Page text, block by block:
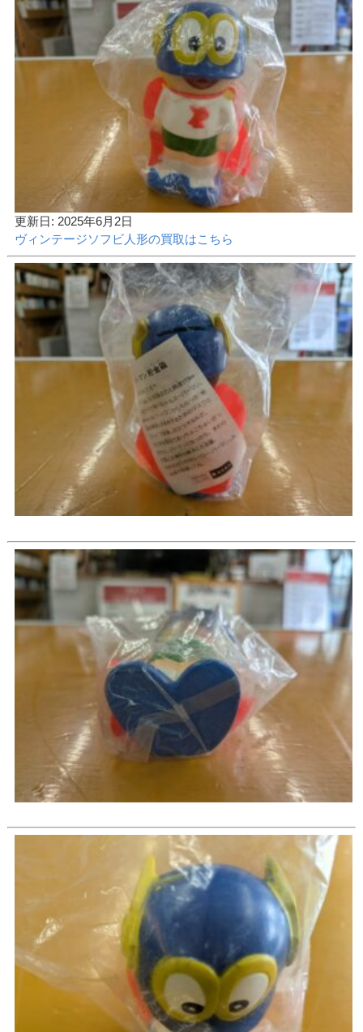
更新日: 2025年6月2日
ヴィンテージソフビ人形の買取はこちら